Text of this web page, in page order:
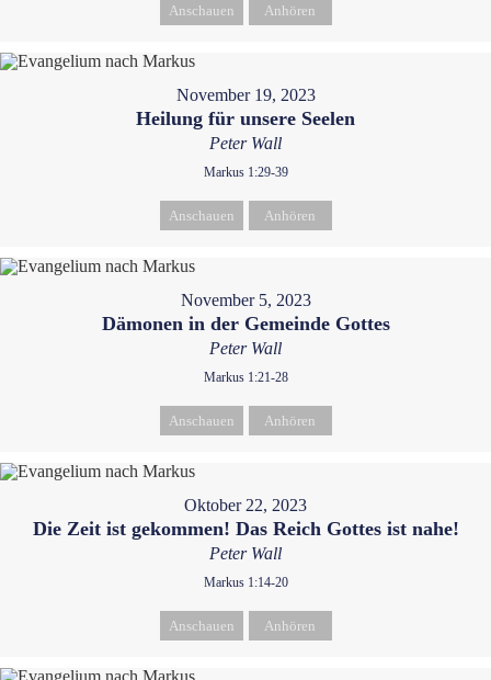
Anschauen Anhören
November 19, 2023
Heilung für unsere Seelen
Peter Wall
Markus 1:29-39
Anschauen Anhören
November 5, 2023
Dämonen in der Gemeinde Gottes
Peter Wall
Markus 1:21-28
Anschauen Anhören
Oktober 22, 2023
Die Zeit ist gekommen! Das Reich Gottes ist nahe!
Peter Wall
Markus 1:14-20
Anschauen Anhören